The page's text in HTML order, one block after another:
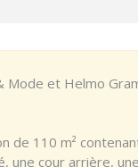
Mode et Helmo
de 110 m²
une cour arrière,